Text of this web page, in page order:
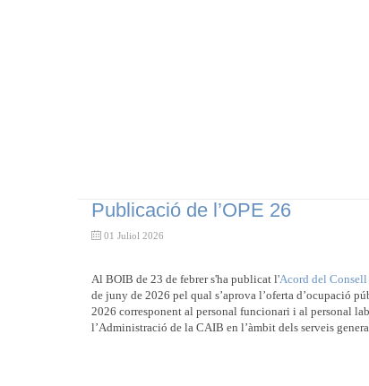
Publicació de l’OPE 26
01 Juliol 2026
Al BOIB de 23 de febrer s'ha publicat l'Acord del Consell
de juny de 2026 pel qual s’aprova l’oferta d’ocupació
2026 corresponent al personal funcionari i al personal
l’Administració de la CAIB en l’àmbit dels serveis